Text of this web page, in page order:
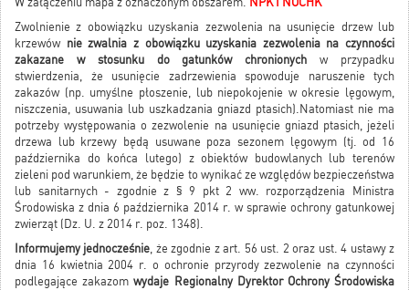
Zwolnienie z obowiązku uzyskania zezwolenia na usunięcie drzew lub
krzewów nie zwalnia z obowiązku uzyskania zezwolenia na czynności
zakazane w stosunku do gatunków chronionych w przypadku
stwierdzenia, że usunięcie zadrzewienia spowoduje naruszenie tych
zakazów (np. umyślne płoszenie, lub niepokojenie w okresie lęgowym,
niszczenia, usuwania lub uszkadzania gniazd ptasich).Natomiast nie ma
potrzeby występowania o zezwolenie na usunięcie gniazd ptasich, jeżeli
drzewa lub krzewy będą usuwane poza sezonem lęgowym (tj. od 16
października do końca lutego) z obiektów budowlanych lub terenów
zieleni pod warunkiem, że będzie to wynikać ze względów bezpieczeństwa
lub sanitarnych - zgodnie z § 9 pkt 2 ww. rozporządzenia Ministra
Środowiska z dnia 6 października 2014 r. w sprawie ochrony gatunkowej
zwierząt (Dz. U. z 2014 r. poz. 1348).
Informujemy jednocześnie, że zgodnie z art. 56 ust. 2 oraz ust. 4 ustawy z
dnia 16 kwietnia 2004 r. o ochronie przyrody zezwolenie na czynności
podlegające zakazomwydaje Regionalny Dyrektor Ochrony Środowiska